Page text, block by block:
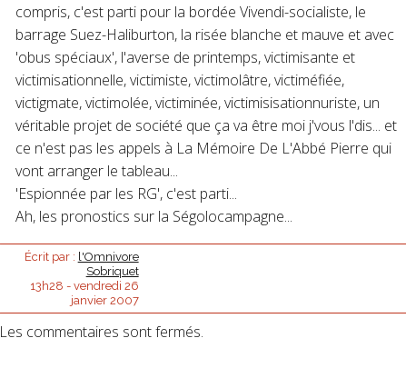
compris, c'est parti pour la bordée Vivendi-socialiste, le
barrage Suez-Haliburton, la risée blanche et mauve et avec
'obus spéciaux', l'averse de printemps, victimisante et
victimisationnelle, victimiste, victimolâtre, victiméfiée,
victigmate, victimolée, victiminée, victimisisationnuriste, un
véritable projet de société que ça va être moi j'vous l'dis... et
ce n'est pas les appels à La Mémoire De L'Abbé Pierre qui
vont arranger le tableau...
'Espionnée par les RG', c'est parti...
Ah, les pronostics sur la Ségolocampagne...
Écrit par : l'Omnivore
Sobriquet
13h28 - vendredi 26
janvier 2007
Les commentaires sont fermés.